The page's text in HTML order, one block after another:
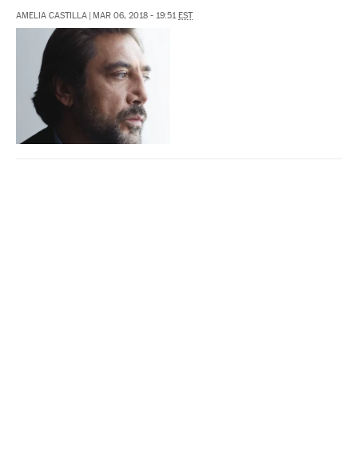
AMELIA CASTILLA | MAR 06, 2018 - 19:51EST